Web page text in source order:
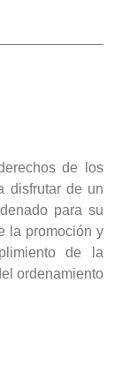
de los
disfrutar de un
para su
la promoción y
de la
ordenamiento